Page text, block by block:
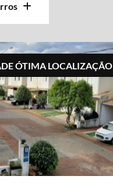
ÓTIMA LOCALIZAÇÃO